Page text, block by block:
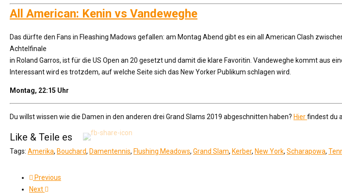
All American: Kenin vs Vandeweghe
Das dürfte den Fans in Fleashing Madows gefallen: am Montag Abend gibt es ein all American Clash
Achtelfinale
in Roland Garros, ist für die US Open an 20 gesetzt und damit die klare Favoritin. Vandeweghe kommt aus
Interessant wird es trotzdem, auf welche Seite sich das New Yorker Publikum schlagen wird.
Montag, 22:15 Uhr
Du willst wissen wie die Damen in den anderen drei Grand Slams 2019 abgeschnitten haben? Hierfindest du
Like & Teile es
Tags: Amerika, Bouchard, Damentennis, Flushing Meadows, Grand Slam, Kerber, New York, Scharapowa,
Previous
Next